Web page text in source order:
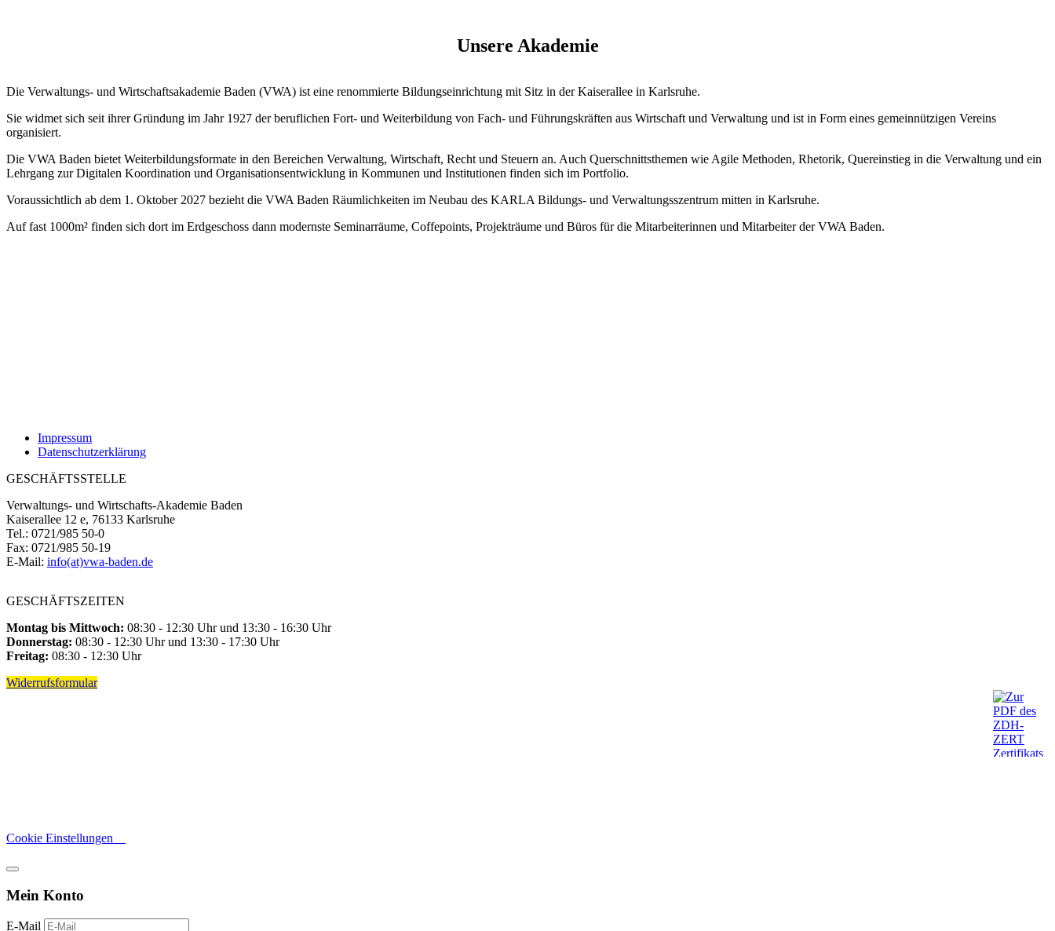
Unsere Akademie
Die Verwaltungs- und Wirtschaftsakademie Baden (VWA) ist eine renommierte Bildungseinrichtung mit Sitz in der Kaiserallee in Karlsruhe.
Sie widmet sich seit ihrer Gründung im Jahr 1927 der beruflichen Fort- und Weiterbildung von Fach- und Führungskräften aus Wirtschaft und Verwaltung und ist in Form eines gemeinnützigen Vereins
organisiert.
Die VWA Baden bietet Weiterbildungsformate in den Bereichen Verwaltung, Wirtschaft, Recht und Steuern an. Auch Querschnittsthemen wie Agile Methoden, Rhetorik, Quereinstieg in die Verwaltung und ein
Lehrgang zur Digitalen Koordination und Organisationsentwicklung in Kommunen und Institutionen finden sich im Portfolio.
Voraussichtlich ab dem 1. Oktober 2027 bezieht die VWA Baden Räumlichkeiten im Neubau des KARLA Bildungs- und Verwaltungsszentrum mitten in Karlsruhe.
Auf fast 1000m² finden sich dort im Erdgeschoss dann modernste Seminarräume, Coffepoints, Projekträume und Büros für die Mitarbeiterinnen und Mitarbeiter der VWA Baden.
Impressum
Datenschutzerklärung
GESCHÄFTSSTELLE
Verwaltungs- und Wirtschafts-Akademie Baden
Kaiserallee 12 e, 76133 Karlsruhe
Tel.: 0721/985 50-0
Fax: 0721/985 50-19
E-Mail: info(at)vwa-baden.de
GESCHÄFTSZEITEN
Montag bis Mittwoch: 08:30 - 12:30 Uhr und 13:30 - 16:30 Uhr
Donnerstag: 08:30 - 12:30 Uhr und 13:30 - 17:30 Uhr
Freitag: 08:30 - 12:30 Uhr
Widerrufsformular
Cookie Einstellungen
Mein Konto
E-Mail